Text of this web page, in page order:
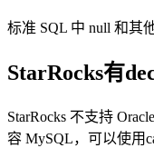
标准 SQL 中 null 和其
StarRocks有
StarRocks 不支持
容 MySQL，可以使用